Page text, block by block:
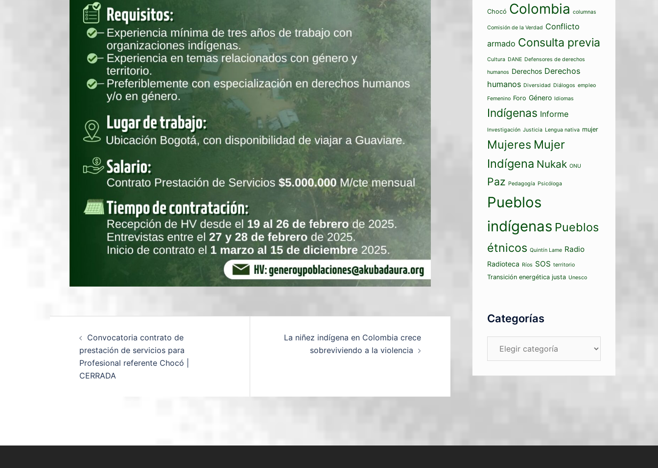
Convocatoria contrato de
prestación de servicios para
Profesional referente Chocó |
CERRADA
La niñez indígena en Colombia crece
sobreviviendo a la violencia
Chocó Colombia columnas
Comisión de la Verdad Conflicto
armado Consulta previa
Cultura DANE Defensores de derechos
humanos Derechos Derechos
humanos Diversidad Diálogos empleo
Femenino Foro Género Idiomas
Indígenas Informe
Investigación Justicia Lengua nativa mujer
Mujeres Mujer
Indígena Nukak ONU
Paz Pedagogía Psicóloga
Pueblos
indígenas Pueblos
étnicos Quintín Lame Radio
Radioteca Ríos SOS territorio
Transición energética justa Unesco
Categorías